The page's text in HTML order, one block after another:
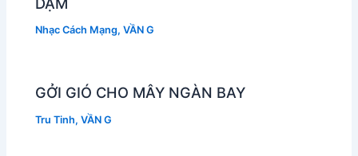
Nhạc Cách Mạng,VẦN G
GỞI GIÓ CHO MÂY NGÀN BAY
Tru Tinh,VẦN G